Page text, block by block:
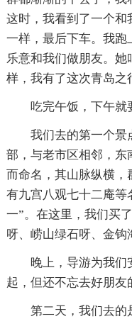
这时，我看到了一个和
一样，最后下车。我跑
乐意和我们做朋友。
样，我有了这次青岛之
吃完午饭，下午就
我们去的第一个景
部，与老市区相邻，东
而命名，其山脉纵横，
有九宫八观七十二庵等
一”。在这里，我们买
呀、崂山绿石呀、金钩
晚上，导游为我们
起，但还不忘去好朋友
第二天，我们去的